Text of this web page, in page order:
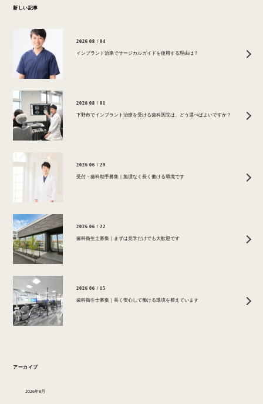
新しい記事
2026 08 / 04
インプラント治療でサージカルガイドを使用する理由は？
2026 08 / 01
下野市でインプラント治療を受ける歯科医院は、どう選べばよいですか？
2026 06 / 29
受付・歯科助手募集｜無理なく長く働ける環境です
2026 06 / 22
歯科衛生士募集｜まずは見学だけでも大歓迎です
2026 06 / 15
歯科衛生士募集｜長く安心して働ける環境を整えています
アーカイブ
2026年8月